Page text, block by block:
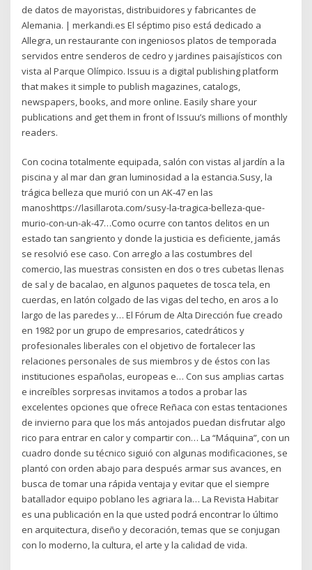
de datos de mayoristas, distribuidores y fabricantes de
Alemania. | merkandi.es El séptimo piso está dedicado a
Allegra, un restaurante con ingeniosos platos de temporada
servidos entre senderos de cedro y jardines paisajísticos con
vista al Parque Olímpico. Issuu is a digital publishing platform
that makes it simple to publish magazines, catalogs,
newspapers, books, and more online. Easily share your
publications and get them in front of Issuu’s millions of monthly
readers.
Con cocina totalmente equipada, salón con vistas al jardín a la
piscina y al mar dan gran luminosidad a la estancia.Susy, la
trágica belleza que murió con un AK-47 en las
manoshttps://lasillarota.com/susy-la-tragica-belleza-que-
murio-con-un-ak-47…Como ocurre con tantos delitos en un
estado tan sangriento y donde la justicia es deficiente, jamás
se resolvió ese caso. Con arreglo a las costumbres del
comercio, las muestras consisten en dos o tres cubetas llenas
de sal y de bacalao, en algunos paquetes de tosca tela, en
cuerdas, en latón colgado de las vigas del techo, en aros a lo
largo de las paredes y… El Fórum de Alta Dirección fue creado
en 1982 por un grupo de empresarios, catedráticos y
profesionales liberales con el objetivo de fortalecer las
relaciones personales de sus miembros y de éstos con las
instituciones españolas, europeas e… Con sus amplias cartas
e increíbles sorpresas invitamos a todos a probar las
excelentes opciones que ofrece Reñaca con estas tentaciones
de invierno para que los más antojados puedan disfrutar algo
rico para entrar en calor y compartir con… La “Máquina”, con un
cuadro donde su técnico siguió con algunas modificaciones, se
plantó con orden abajo para después armar sus avances, en
busca de tomar una rápida ventaja y evitar que el siempre
batallador equipo poblano les agriara la… La Revista Habitar
es una publicación en la que usted podrá encontrar lo último
en arquitectura, diseño y decoración, temas que se conjugan
con lo moderno, la cultura, el arte y la calidad de vida.